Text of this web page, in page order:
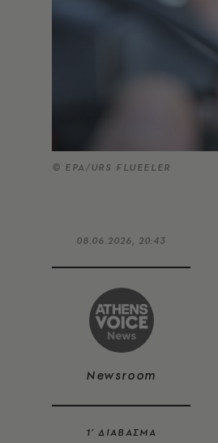
© EPA/URS FLUEELER
08.06.2026, 20:43
Newsroom
1’ ΔΙΑΒΑΣΜΑ